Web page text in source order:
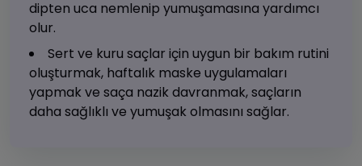
dipten uca nemlenip yumuşamasına yardımcı
olur.
Sert ve kuru saçlar için uygun bir bakım rutini
oluşturmak, haftalık maske uygulamaları
yapmak ve saça nazik davranmak, saçların
daha sağlıklı ve yumuşak olmasını sağlar.